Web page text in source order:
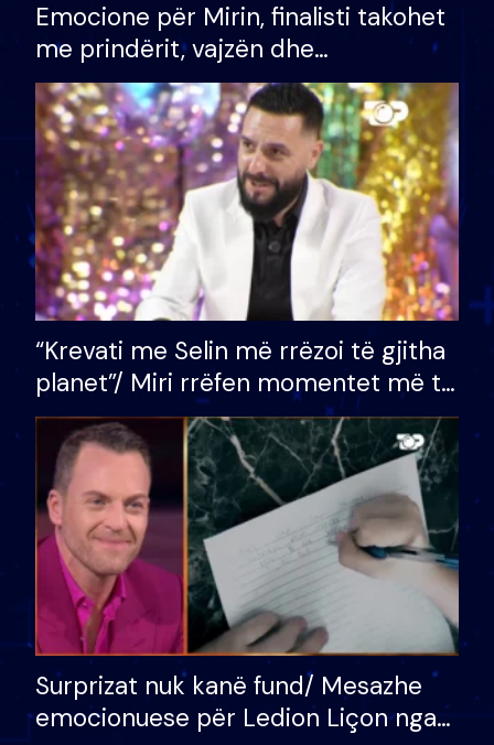
Emocione për Mirin, finalisti takohet
me prindërit, vajzën dhe
bashkëshorten: S’kemi ndonjë letër
divorci apo jo?
“Krevati me Selin më rrëzoi të gjitha
planet”/ Miri rrëfen momentet më të
bukura në shtëpinë e BB VIP: Do më
mungojë zilja e mëngjesit kur…
Surprizat nuk kanë fund/ Mesazhe
emocionuese për Ledion Liçon nga